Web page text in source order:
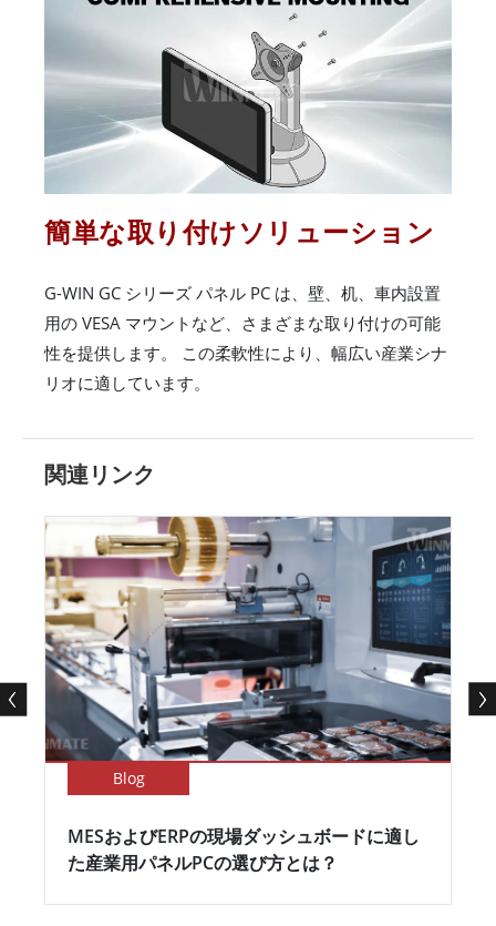
簡単な取り付けソリューション
G-WIN GC シリーズ パネル PC は、壁、机、車内設置
用の VESA マウントなど、さまざまな取り付けの可能
性を提供します。 この柔軟性により、幅広い産業シナ
リオに適しています。
関連リンク
Blog
MESおよびERPの現場ダッシュボードに適し
た産業用パネルPCの選び方とは？